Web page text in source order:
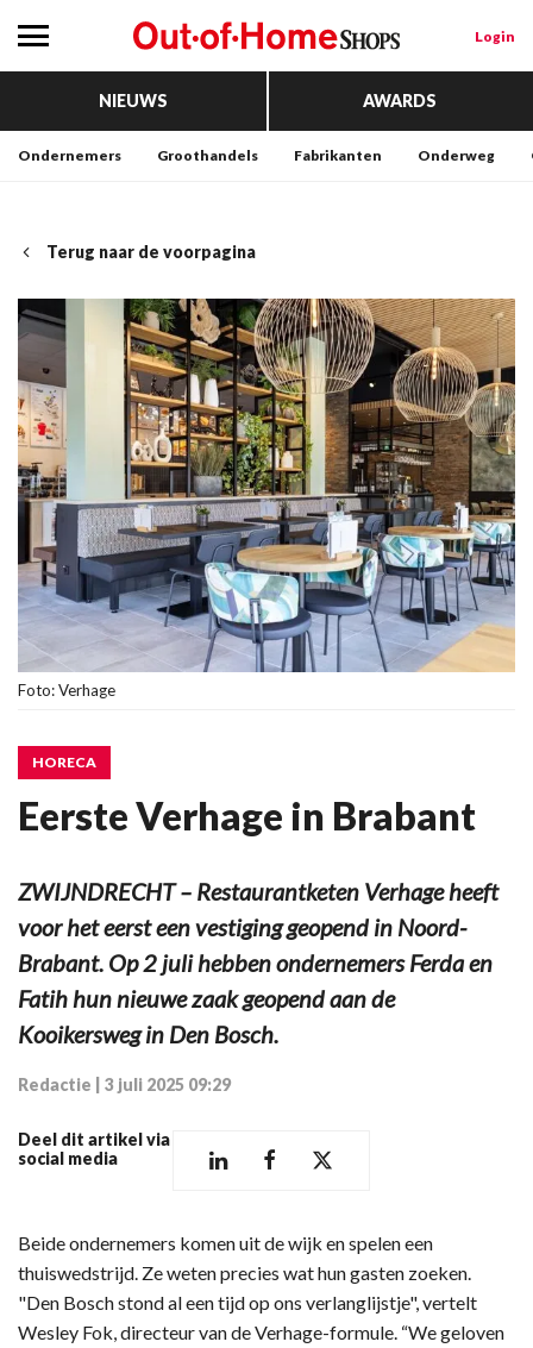
Login
NIEUWS AWARDS
Ondernemers Groothandels Fabrikanten Onderweg
Terug naar de voorpagina
Foto: Verhage
HORECA
Eerste Verhage in Brabant
ZWIJNDRECHT – Restaurantketen Verhage heeft
voor het eerst een vestiging geopend in Noord-
Brabant. Op 2 juli hebben ondernemers Ferda en
Fatih hun nieuwe zaak geopend aan de
Kooikersweg in Den Bosch.
Redactie 3 juli 2025 09:29
Deel dit artikel via
social media
Beide ondernemers komen uit de wijk en spelen een
thuiswedstrijd. Ze weten precies wat hun gasten zoeken.
"Den Bosch stond al een tijd op ons verlanglijstje", vertelt
Wesley Fok, directeur van de Verhage-formule. “We geloven